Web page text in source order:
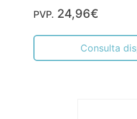
PVP. 24,96€
Consulta